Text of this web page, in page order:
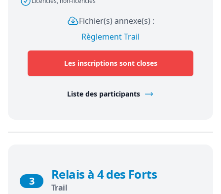
Fichier(s) annexe(s) :
Règlement Trail
Les inscriptions sont closes
Liste des participants
3 Relais à 4 des Forts
Trail